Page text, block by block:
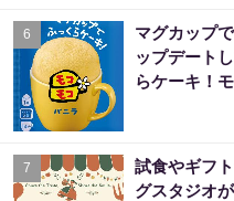
6
マグカップ
ップデート
らケーキ！
7
試食やギフ
グスタジオ